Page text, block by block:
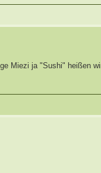
Miezi ja "Sushi" heißen